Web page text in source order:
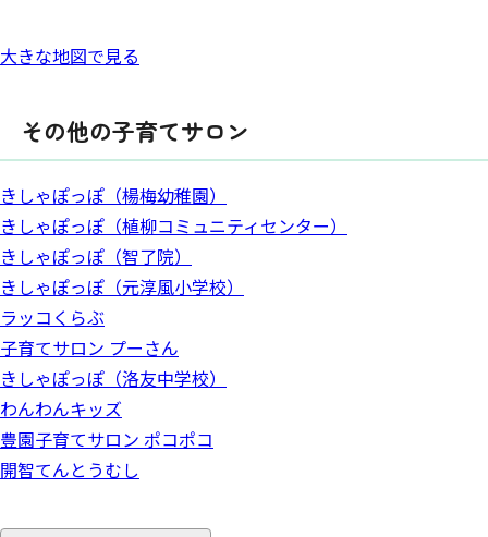
大きな地図で見る
その他の子育てサロン
きしゃぽっぽ（楊梅幼稚園）
きしゃぽっぽ（植柳コミュニティセンター）
きしゃぽっぽ（智了院）
きしゃぽっぽ（元淳風小学校）
ラッコくらぶ
子育てサロン プーさん
きしゃぽっぽ（洛友中学校）
わんわんキッズ
豊園子育てサロン ポコポコ
開智てんとうむし